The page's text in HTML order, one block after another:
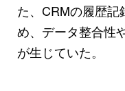
た、CRMの履歴記
め、データ整合性
が生じていた。